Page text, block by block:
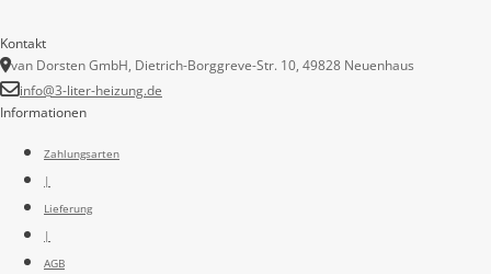
Informationen
Zahlungsarten
|
Lieferung
|
AGB
Kontakt
van Dorsten GmbH, Dietrich-Borggreve-Str. 10, 49828 Neuenhaus
info@3-liter-heizung.de